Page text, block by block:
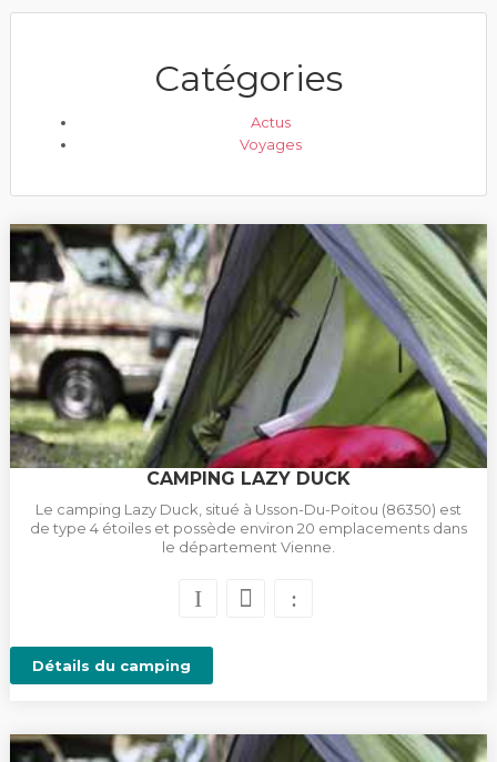
Catégories
Actus
Voyages
CAMPING LAZY DUCK
Le camping Lazy Duck, situé à Usson-Du-Poitou (86350) est
de type 4 étoiles et possède environ 20 emplacements dans
le département Vienne.
Détails du camping